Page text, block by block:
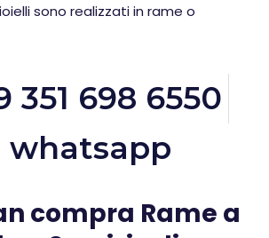
sono realizzati in rame o
351 698 6550
whatsapp
compra Rame a